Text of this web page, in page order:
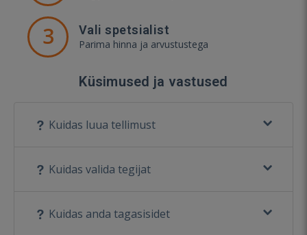
3 Vali spetsialist
Parima hinna ja arvustustega
Küsimused ja vastused
Kuidas luua tellimust
Kuidas valida tegijat
Kuidas anda tagasisidet